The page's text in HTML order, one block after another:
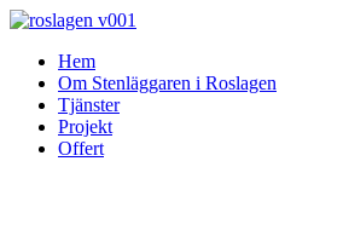
Skip
contentHem
Om Stenläggaren i Roslagen
Tjänster
Projekt
Offert